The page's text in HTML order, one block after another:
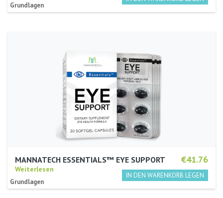
Grundlagen
€41.76
MANNATECH ESSENTIALS™ EYE SUPPORT
Weiterlesen
Grundlagen